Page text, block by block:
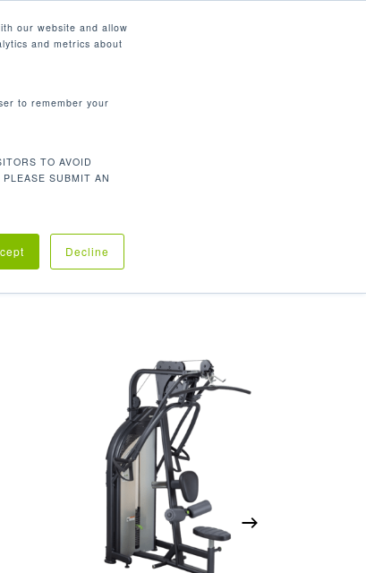
our website and allow
and metrics about
to remember your
TO AVOID
SUBMIT AN
Decline
设计，其低配重台及简化空间的创意设计
过程中更舒适并符合生物力学